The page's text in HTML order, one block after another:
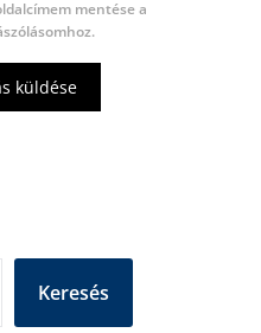
mentése a
Keresés